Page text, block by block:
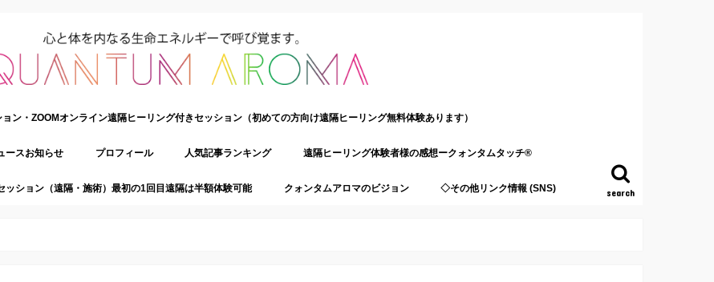
search
ン・ZOOMオンライン遠隔ヒーリング付きセッション（初めての方向け遠隔ヒーリング無料体験あります）
ースお知らせ プロフィール 人気記事ランキング 遠隔ヒーリング体験者様の感想ークォンタムタッチ®
ション（遠隔・施術）最初の1回目遠隔は半額体験可能 クォンタムアロマのビジョン ◇その他リンク情報 (SNS)